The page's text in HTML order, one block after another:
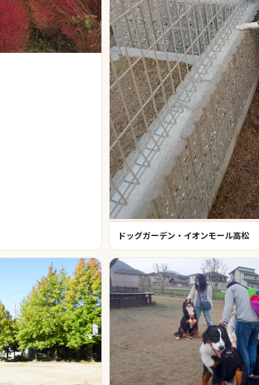
ドッグガーデン・イオンモール高松